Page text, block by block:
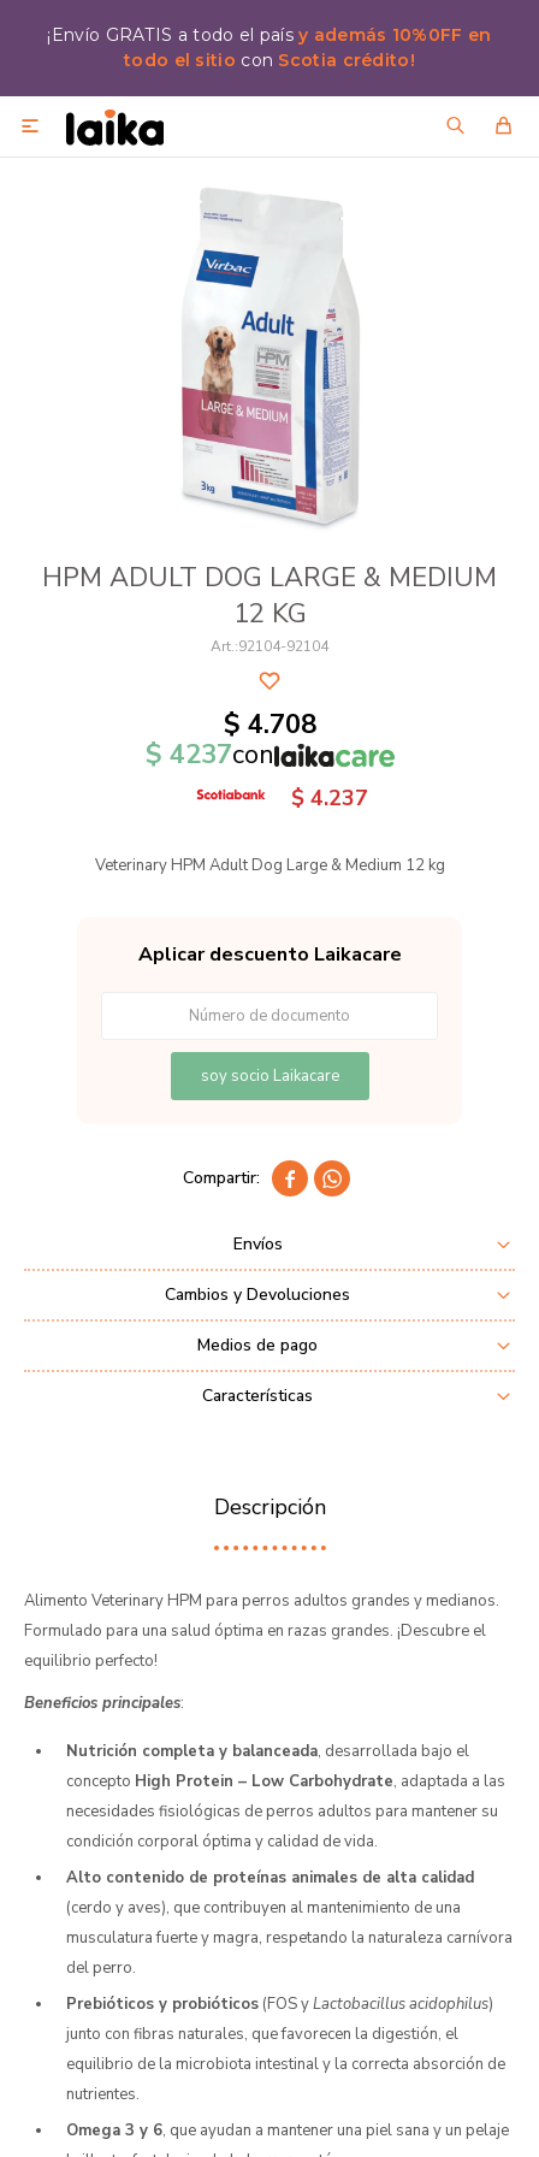
¡Envío GRATIS a todo el paísy además 10%0FF en
todo el sitio con Scotia crédito!

HPM ADULT DOG LARGE & MEDIUM
12 KG
92104-92104
$ 4.708
$ 4237con
$ 4.237
Veterinary HPM Adult Dog Large & Medium 12 kg
Aplicar descuento Laikacare
soy socio Laikacare
 
Envíos
Cambios y Devoluciones
Medios de pago
Características
Descripción
Alimento Veterinary HPM para perros adultos grandes y medianos.
Formulado para una salud óptima en razas grandes. ¡Descubre el
equilibrio perfecto!
Beneficios principales:
Nutrición completa y balanceada, desarrollada bajo el
concepto High Protein – Low Carbohydrate, adaptada a las
necesidades fisiológicas de perros adultos para mantener su
condición corporal óptima y calidad de vida.
Alto contenido de proteínas animales de alta calidad
(cerdo y aves), que contribuyen al mantenimiento de una
musculatura fuerte y magra, respetando la naturaleza carnívora
del perro.
Prebióticos y probióticos (FOS yLactobacillus acidophilus)
junto con fibras naturales, que favorecen la digestión, el
equilibrio de la microbiota intestinal y la correcta absorción de
nutrientes.
Omega 3 y 6, que ayudan a mantener una piel sana y un pelaje